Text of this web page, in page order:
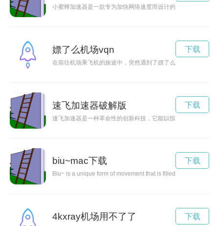
小蜜蜂加速器是一款专为加快网络速度而设计的工具，让用户
嫖了么机场vqn
在前往机场乘飞机的旅途中，突然遇到了嫖了么机场的情况，
下载
速飞加速器破解版
速飞加速器是一种革命性的创新科技，它能以惊人的高速加速
下载
biu~mac下载
Biu~ is a unique form of movement that is filled with energy
下载
4kxray机场用不了了 下载